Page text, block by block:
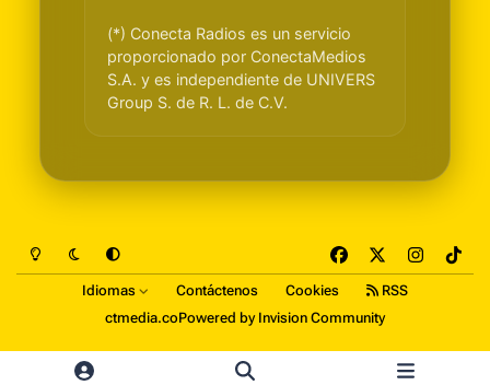
(*) Conecta Radios es un servicio
proporcionado por ConectaMedios
S.A. y es independiente de UNIVERS
Group S. de R. L. de C.V.
Light ModeDark ModeSystem Preference
a
c
e
b
n
s
a
g
i
o
Idiomas Contáctenos Cookies
RSS
ctmedia.coPowered by Invision Community